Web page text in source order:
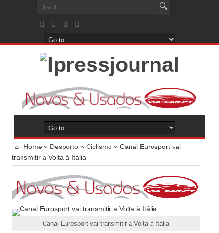
Home » Desporto » Ciclismo » Canal Eurosport vai
transmitir a Volta à Itália
Canal Eurosport vai transmitir a Volta à Itália